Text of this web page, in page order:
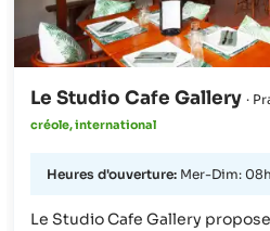
Le Studio Cafe Gallery ·
créole, international
Heures d'ouverture: Mer-Dim:
Le Studio Cafe Gallery